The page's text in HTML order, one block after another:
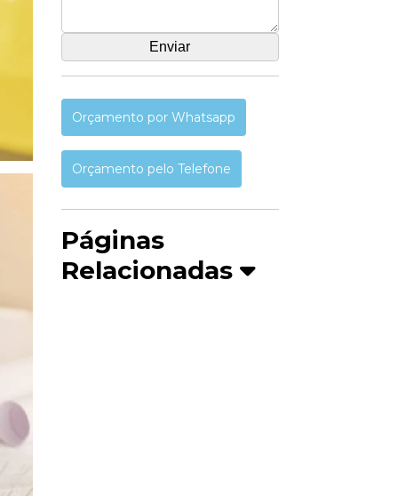
Orçamento por Whatsapp
Orçamento pelo Telefone
Páginas
Relacionadas